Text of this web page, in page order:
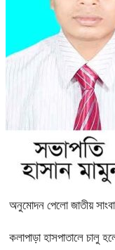
অনুমোদন পেলো জাতীয়
কলাপাড়া হাসপাতালে চালু